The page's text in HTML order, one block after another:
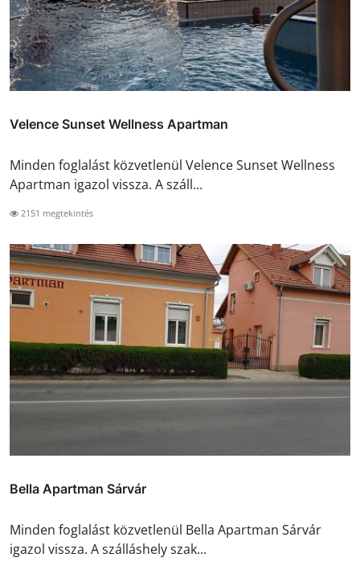
Velence Sunset Wellness Apartman
Minden foglalást közvetlenül Velence Sunset Wellness
Apartman igazol vissza. A száll...
2151 megtekintés
Bella Apartman Sárvár
Minden foglalást közvetlenül Bella Apartman Sárvár
igazol vissza. A szálláshely szak...